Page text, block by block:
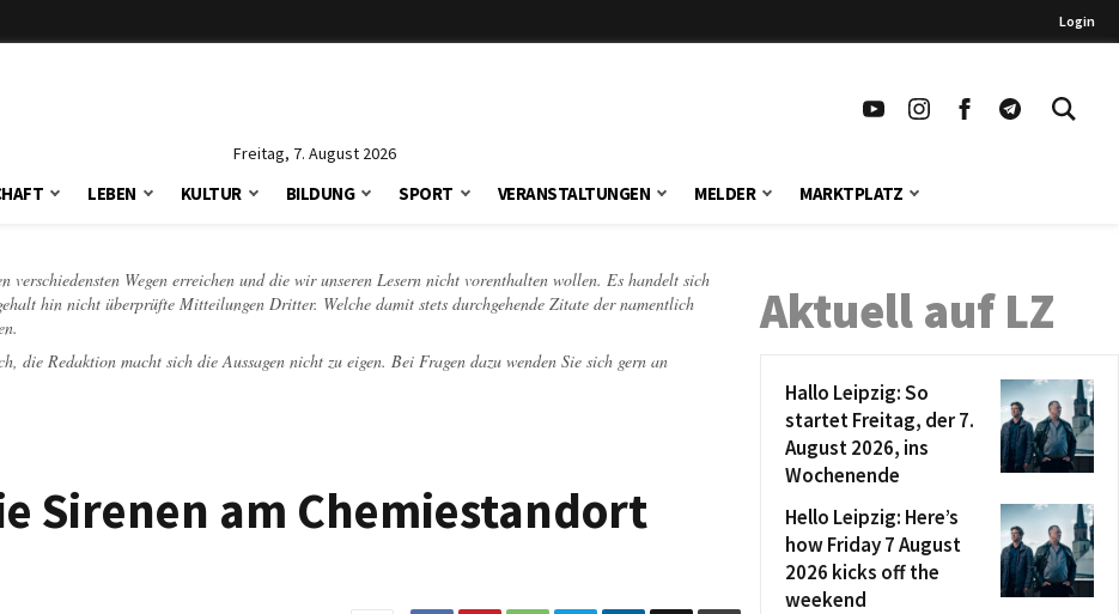
Login
Freitag, 7. August 2026
LEBEN KULTUR BILDUNG SPORT VERANSTALTUNGEN MELDER MARKTPLATZ
Wegen erreichen und die wir unseren Lesern nicht vorenthalten wollen. Es handelt sich
hin nicht überprüfte Mitteilungen Dritter. Welche damit stets durchgehende Zitate der namentlich
Redaktion macht sich die Aussagen nicht zu eigen. Bei Fragen dazu wenden Sie sich gern an
Sirenen am Chemiestandort
Aktuell auf LZ
Hallo Leipzig: So
startet Freitag, der 7.
August 2026, ins
Wochenende
Hello Leipzig: Here’s
how Friday 7 August
2026 kicks off the
weekend